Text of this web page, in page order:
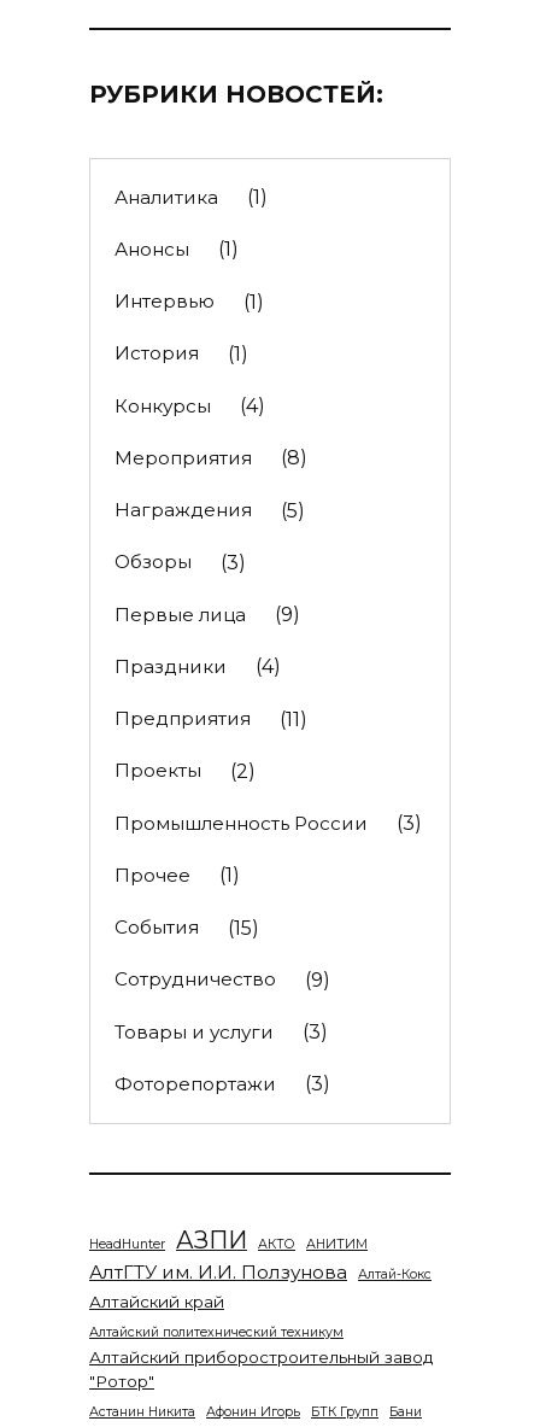
РУБРИКИ НОВОСТЕЙ:
Аналитика (1)
Анонсы (1)
Интервью (1)
История (1)
Конкурсы (4)
Мероприятия (8)
Награждения (5)
Обзоры (3)
Первые лица (9)
Праздники (4)
Предприятия (11)
Проекты (2)
Промышленность России (3)
Прочее (1)
События (15)
Сотрудничество (9)
Товары и услуги (3)
Фоторепортажи (3)
HeadHunter АЗПИ АКТО АНИТИМ
АлтГТУ им. И.И. Ползунова Алтай-Кокс
Алтайский край
Алтайский политехнический техникум
Алтайский приборостроительный завод
"Ротор"
Астанин Никита Афонин Игорь БТК Групп
Бани